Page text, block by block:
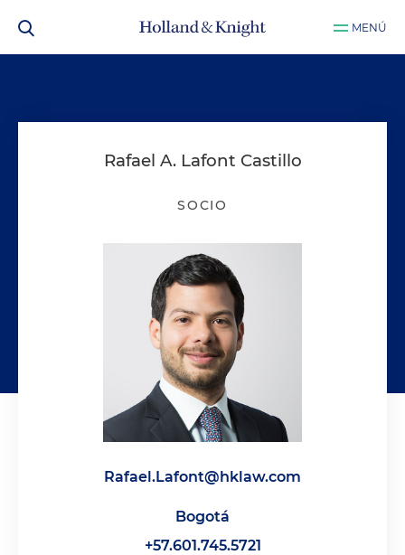
MENÚ
Rafael A. Lafont Castillo
SOCIO
Rafael.Lafont@hklaw.com
Bogotá
+57.601.745.5721